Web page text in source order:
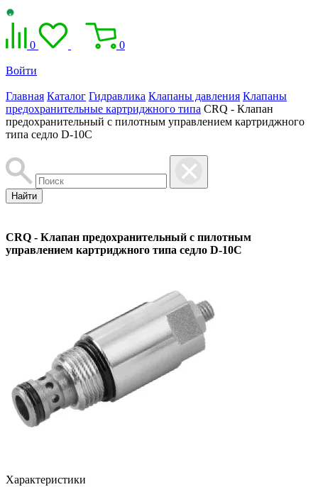
0 0
Войти
Главная Каталог Гидравлика Клапаны давления Клапаны
предохранительные картриджного типа CRQ - Клапан
предохранительный с пилотным управлением картриджного
типа седло D-10C
Найти
CRQ - Клапан предохранительный с пилотным
управлением картриджного типа седло D-10C
Характеристики